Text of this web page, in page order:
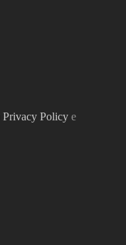
Privacy Policy e